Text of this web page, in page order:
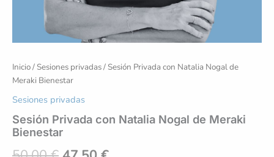
Inicio/Sesiones privadas/ Sesión Privada con Natalia Nogal de
Meraki Bienestar
Sesiones privadas
Sesión Privada con Natalia Nogal de Meraki
Bienestar